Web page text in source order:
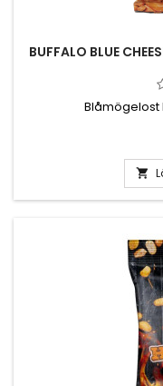
BUFFALO BLUE
Blåmögelost
